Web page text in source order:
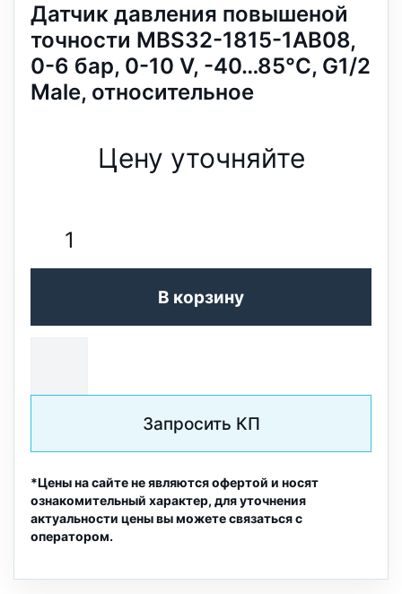
Датчик давления повышеной
точности MBS32-1815-1AB08,
0-6 бар, 0-10 V, -40…85°C, G1/2
Male, относительное
Цену уточняйте
В корзину
Запросить КП
*Цены на сайте не являются офертой и носят
ознакомительный характер, для уточнения
актуальности цены вы можете связаться с
оператором.